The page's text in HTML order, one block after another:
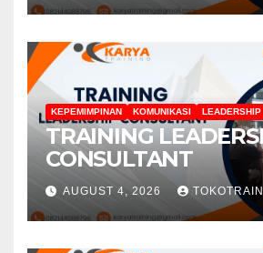
KEPEMIMPINAN KOMUNIKASI LEADERSHIP
TRAINING
CONSULTANT
AUGUST 4, 2026